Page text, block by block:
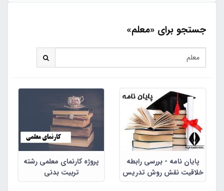
جستجو برای «معلم»
پایان نامه - بررسی رابطه
خلاقیت نقش روش تدریس
پروژه کارنمای معلمی رشته
تربیت بدنی